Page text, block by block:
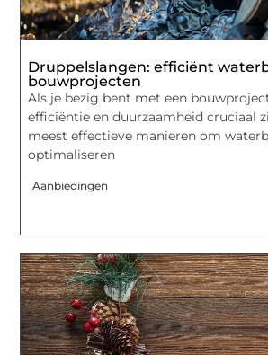
Druppelslangen: efficiënt
bouwprojecten
Als je bezig bent met een
efficiëntie en duurzaamheid cruciaal
meest effectieve manieren om
optimaliseren
Aanbiedingen